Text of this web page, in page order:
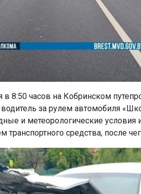
8:50 часов на Кобринском
за рулем автомобиля
и метеорологические условия
транспортного средства, после